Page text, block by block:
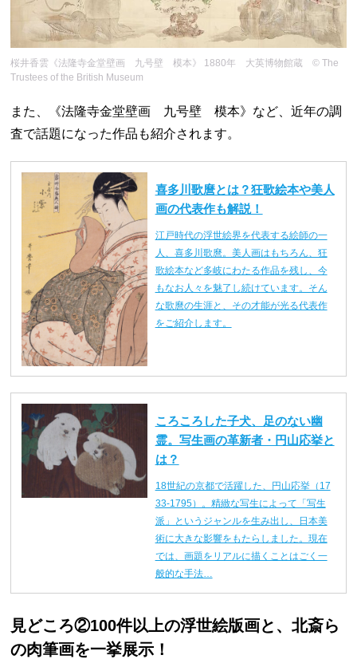
桜井香雲《法隆寺金堂壁画 九号壁 模本》 1880年 大英博物館蔵 © The
Trustees of the British Museum
また、《法隆寺金堂壁画 九号壁 模本》など、近年の調
査で話題になった作品も紹介されます。
喜多川歌麿とは？狂歌絵本や美人
画の代表作も解説！
江戸時代の浮世絵界を代表する絵師の一
人、喜多川歌麿。美人画はもちろん、狂
歌絵本など多岐にわたる作品を残し、今
もなお人々を魅了し続けています。そん
な歌麿の生涯と、その才能が光る代表作
をご紹介します。
ころころした子犬、足のない幽
霊。写生画の革新者・円山応挙と
は？
18世紀の京都で活躍した、円山応挙（17
33-1795）。精緻な写生によって「写生
派」というジャンルを生み出し、日本美
術に大きな影響をもたらしました。現在
では、画題をリアルに描くことはごく一
般的な手法…
見どころ②100件以上の浮世絵版画と、北斎ら
の肉筆画を一挙展示！